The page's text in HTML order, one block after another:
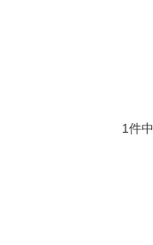
1件中